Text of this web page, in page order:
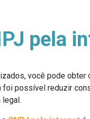
pela
você pode obter
possível reduzir